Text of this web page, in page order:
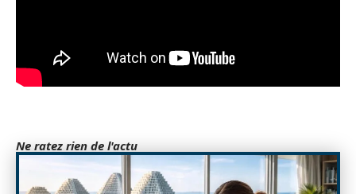
Ne ratez rien de l'actu